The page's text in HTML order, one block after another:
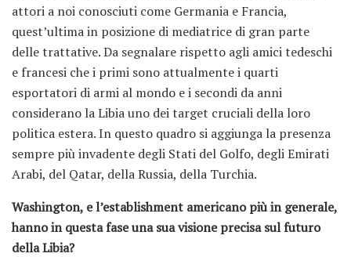
attori a noi conosciuti come Germania e Francia,
quest’ultima in posizione di mediatrice di gran parte
delle trattative. Da segnalare rispetto agli amici tedeschi
e francesi che i primi sono attualmente i quarti
esportatori di armi al mondo e i secondi da anni
considerano la Libia uno dei target cruciali della loro
politica estera. In questo quadro si aggiunga la presenza
sempre più invadente degli Stati del Golfo, degli Emirati
Arabi, del Qatar, della Russia, della Turchia.
Washington, e l’establishment americano più in generale,
hanno in questa fase una sua visione precisa sul futuro
della Libia?